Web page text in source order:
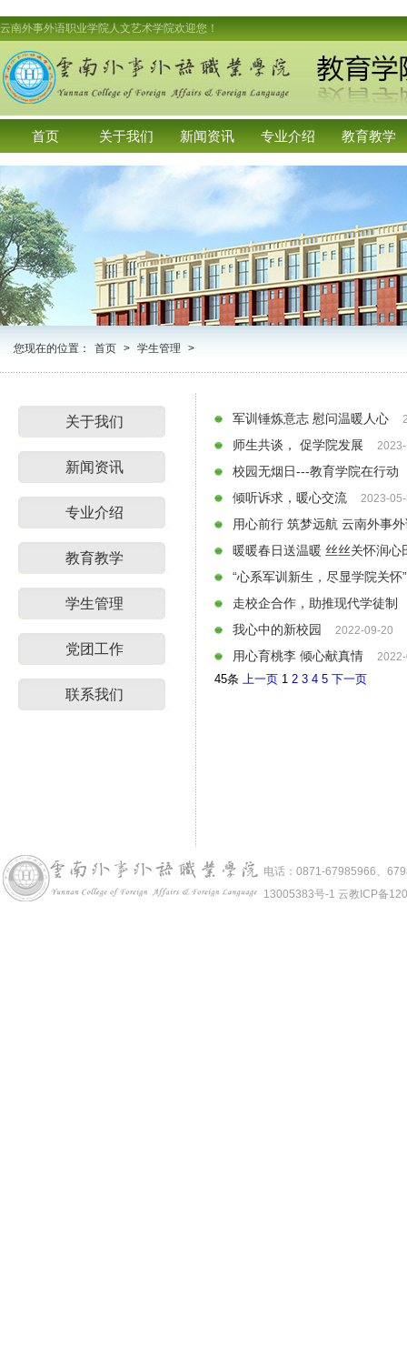
云南外事外语职业学院人文艺术学院欢迎您！
首页 关于我们 新闻资讯 专业介绍 教育教学
您现在的位置： 首页 > 学生管理 >
关于我们
新闻资讯
专业介绍
教育教学
学生管理
党团工作
联系我们
军训锤炼意志 慰问温暖人心
师生共谈， 促学院发展
校园无烟日---教育学院在行动
倾听诉求，暖心交流
2023-
用心前行 筑梦远航 云南外事
暖暖春日送温暖 丝丝关怀润心
“心系军训新生，尽显学院关
走校企合作，助推现代学徒制
我心中的新校园
2022-09-20
用心育桃李 倾心献真情
45条 上一页 1 2 3 4 5 下一页
电话：0871-67985966、
13005383号-1 云教ICP备